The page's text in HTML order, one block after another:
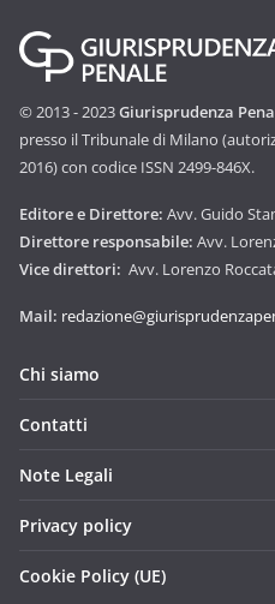
© 2013 - 2023Giurisprudenza
presso il Tribunale di Milano
2016) con codice ISSN 2499-846X.
Editore e Direttore: Avv. Guido
Direttore responsabile: Avv.
Vice direttori: Avv. Lorenzo
Mail:
Chi siamo
Contatti
Note Legali
Privacy policy
Cookie Policy (UE)